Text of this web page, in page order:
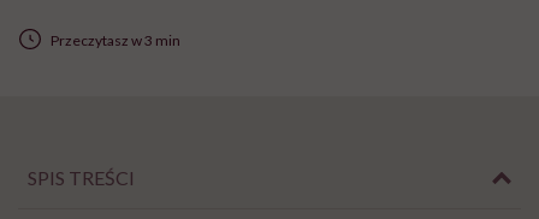
Przeczytasz w 3 min
SPIS TREŚCI